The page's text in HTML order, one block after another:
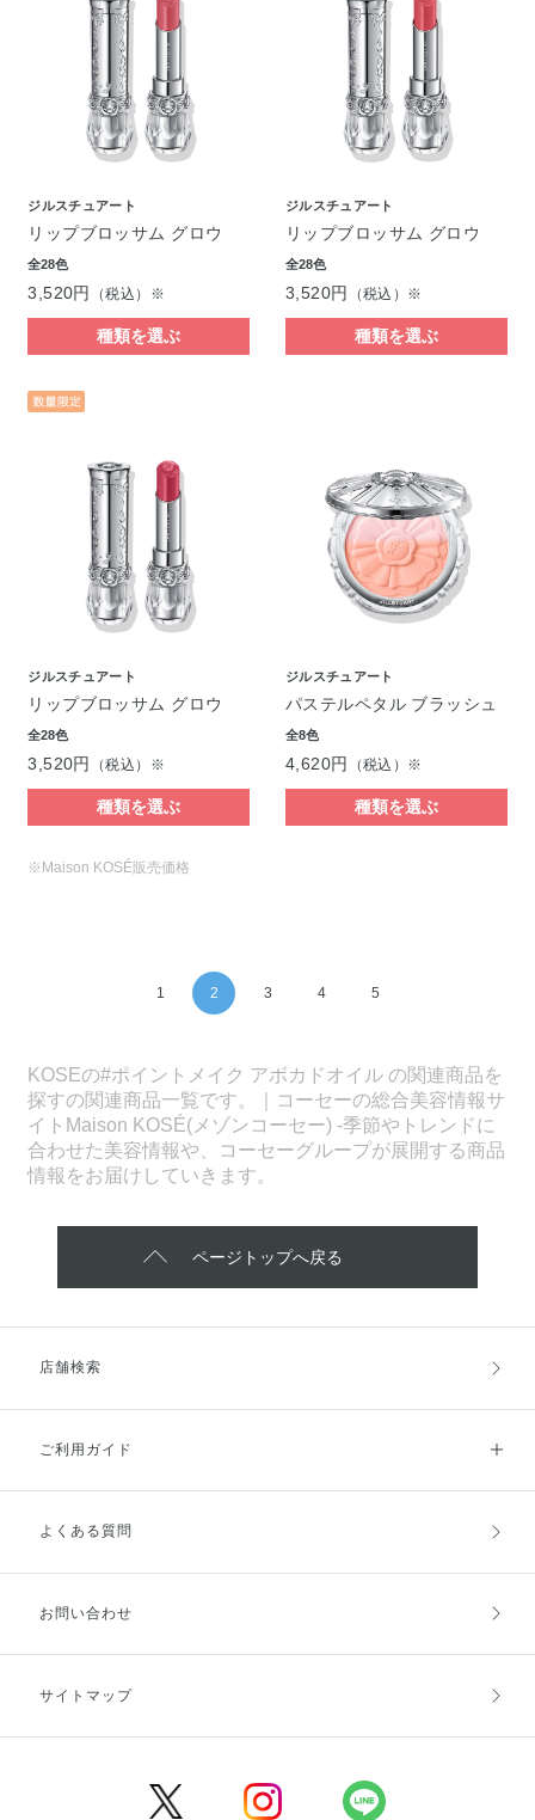
ジルスチュアート
リップブロッサム グロウ
全28色
3,520円 （税込）※
種類を選ぶ
ジルスチュアート
リップブロッサム グロウ
全28色
3,520円 （税込）※
種類を選ぶ
ジルスチュアート
リップブロッサム グロウ
全28色
3,520円 （税込）※
種類を選ぶ
ジルスチュアート
パステルペタル ブラッシュ
全8色
4,620円 （税込）※
種類を選ぶ
※Maison KOSÉ販売価格
1 2 3 4 5
KOSEの#ポイントメイク アボカドオイル の関連商品を
探すの関連商品一覧です。｜コーセーの総合美容情報サ
イトMaison KOSÉ(メゾンコーセー) -季節やトレンドに
合わせた美容情報や、コーセーグループが展開する商品
情報をお届けしていきます。
ページトップへ戻る
店舗検索
ご利用ガイド
ご利用ガイドトップ
お支払方法
キャンセル・返品・交換
よくある質問
お問い合わせ
サイトマップ